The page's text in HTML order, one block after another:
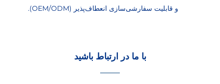
و قابلیت سفارشی‌سازی انعطاف‌پذیر (OEM/ODM).
با ما در ارتباط باشید